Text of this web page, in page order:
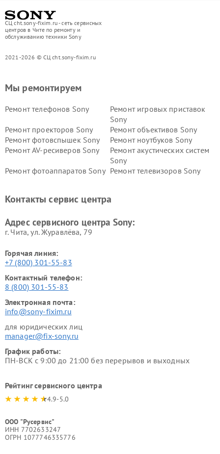
СЦ cht.sony-fixim.ru - сеть сервисных
центров в Чите по ремонту и
обслуживанию техники Sony
2021-2026 © СЦ cht.sony-fixim.ru
Мы ремонтируем
Ремонт телефонов Sony
Ремонт игровых приставок
Sony
Ремонт проекторов Sony
Ремонт объективов Sony
Ремонт фотовспышек Sony
Ремонт ноутбуков Sony
Ремонт AV-ресиверов Sony
Ремонт акустических систем
Sony
Ремонт фотоаппаратов Sony Ремонт телевизоров Sony
Контакты сервис центра
Адрес сервисного центра Sony:
г. Чита, ул. Журавлёва, 79
Горячая линия:
+7 (800) 301-55-83
Контактный телефон:
8 (800) 301-55-83
Электронная почта:
info@sony-fixim.ru
для юридических лиц
manager@fix-sony.ru
График работы:
ПН-ВСК с 9:00 до 21:00 без перерывов и выходных
Рейтинг сервисного центра
4.9-5.0
ООО "Русервис"
ИНН 7702633247
ОГРН 1077746335776